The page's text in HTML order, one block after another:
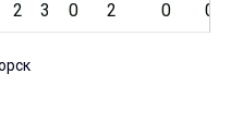
2 3 0 2 0 0
2023/2024